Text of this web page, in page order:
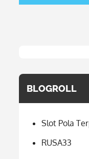
BLOGROLL
Slot Pola
RUSA33